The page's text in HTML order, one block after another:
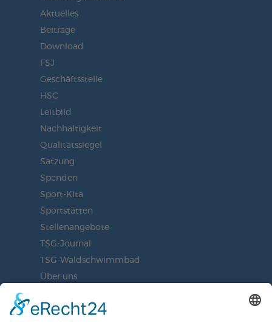
Aktuelles
Beiträge
Download
FSJ
Geschäftsstelle
HSC
Leitbild
Nachhaltigkeit
Qualitätssiegel
Satzung
Spenden
Sport-Kita
Sportstätten
Stellenangebote
TSG-Journal
TSG-Waldschwimmbad
Über uns